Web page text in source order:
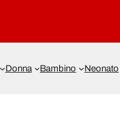
Donna Bambino Neonato